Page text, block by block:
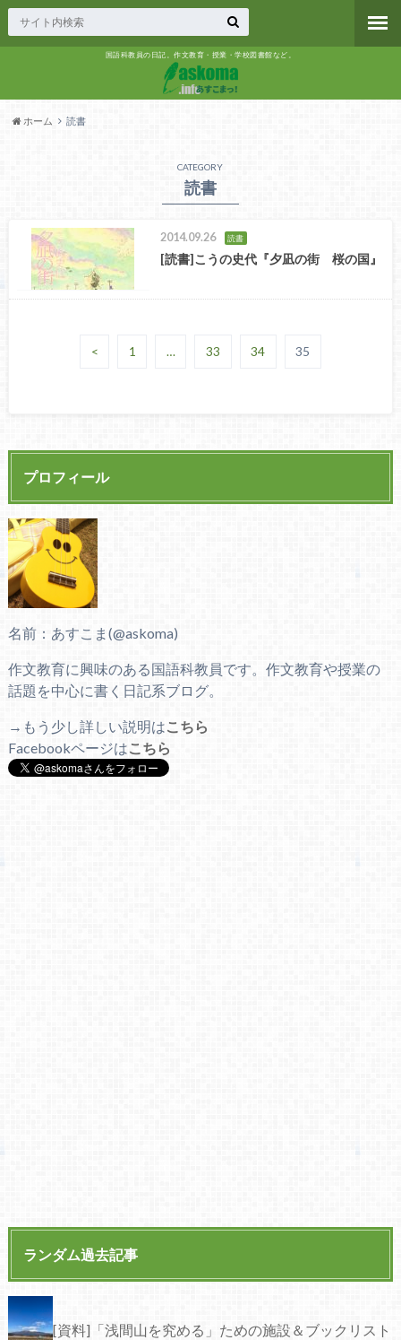
国語科教員の日記。作文教育・授業・学校図書館など。
ホーム 読書
CATEGORY
読書
2014.09.26 読書
[読書]こうの史代『夕凪の街 桜の国』
< 1 … 33 34 35
プロフィール
名前：あすこま(@askoma)
作文教育に興味のある国語科教員です。作文教育や授業の
話題を中心に書く日記系ブログ。
→もう少し詳しい説明はこちら
Facebookページはこちら
ランダム過去記事
[資料]「浅間山を究める」ための施設＆ブックリスト